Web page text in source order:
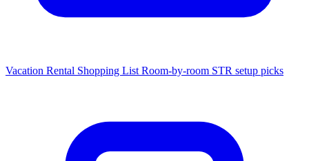
Vacation Rental Shopping List Room-by-room STR setup picks